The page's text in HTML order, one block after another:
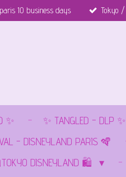
10 business days Tokyo /
✨ ✨ TANGLED - DLP ✨
- DISNEYLAND PARIS 🪇
DISNEYLAND 🛍️